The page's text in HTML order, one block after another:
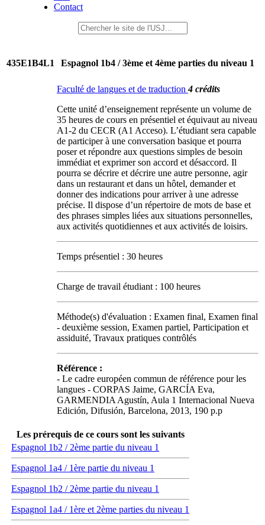
Contact
435E1B4L1 Espagnol 1b4 / 3ème et 4ème parties du niveau 1
Faculté de langues et de traduction4 crédits
Cette unité d’enseignement représente un volume de
35 heures de cours en présentiel et équivaut au niveau
A1-2 du CECR (A1 Acceso). L’étudiant sera capable
de participer à une conversation basique et pourra
poser et répondre aux questions simples de besoin
immédiat et exprimer son accord et désaccord. Il
pourra se décrire et décrire une autre personne, agir
dans un restaurant et dans un hôtel, demander et
donner des indications pour arriver à une adresse
précise. Il dispose d’un répertoire de mots de base et
des phrases simples liées aux situations personnelles,
aux activités quotidiennes et aux activités de loisirs.
Temps présentiel : 30 heures
Charge de travail étudiant : 100 heures
Méthode(s) d'évaluation : Examen final, Examen final
- deuxième session, Examen partiel, Participation et
assiduité, Travaux pratiques contrôlés
Référence :
- Le cadre européen commun de référence pour les
langues - CORPAS Jaime, GARCÍA Eva,
GARMENDIA Agustín, Aula 1 Internacional Nueva
Edición, Difusión, Barcelona, 2013, 190 p.p
Les prérequis de ce cours sont les suivants
Espagnol 1b2 / 2ème partie du niveau 1
Espagnol 1a4 / 1ère partie du niveau 1
Espagnol 1b2 / 2ème partie du niveau 1
Espagnol 1a4 / 1ère et 2ème parties du niveau 1